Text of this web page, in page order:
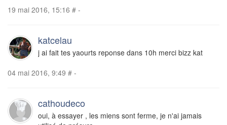
19 mai 2016, 15:16 # -
katcelau
j ai fait tes yaourts reponse dans 10h merci bizz kat
04 mai 2016, 9:49 # -
cathoudeco
oui, à essayer , les miens sont ferme, je n'ai jamais